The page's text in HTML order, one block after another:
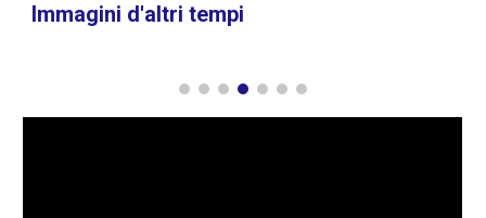
Immagini d'altri tempi